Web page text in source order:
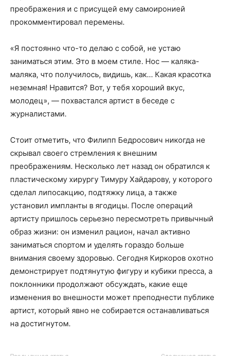
преображения и с присущей ему самоиронией
прокомментировал перемены.
«Я постоянно что-то делаю с собой, не устаю
заниматься этим. Это в моем стиле. Нос — каляка-
маляка, что получилось, видишь, как… Какая красотка
неземная! Нравится? Вот, у тебя хороший вкус,
молодец», — похвастался артист в беседе с
журналистами.
Стоит отметить, что Филипп Бедросович никогда не
скрывал своего стремления к внешним
преображениям. Несколько лет назад он обратился к
пластическому хирургу Тимуру Хайдарову, у которого
сделал липосакцию, подтяжку лица, а также
установил импланты в ягодицы. После операций
артисту пришлось серьезно пересмотреть привычный
образ жизни: он изменил рацион, начал активно
заниматься спортом и уделять гораздо больше
внимания своему здоровью. Сегодня Киркоров охотно
демонстрирует подтянутую фигуру и кубики пресса, а
поклонники продолжают обсуждать, какие еще
изменения во внешности может преподнести публике
артист, который явно не собирается останавливаться
на достигнутом.